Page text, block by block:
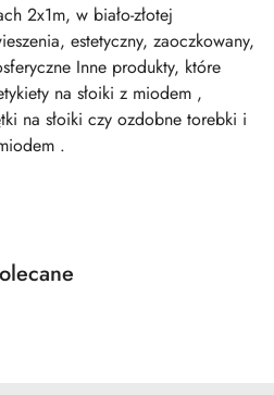
2x1m, w biało-złotej
estetyczny, zaoczkowany,
Inne produkty, które
na słoiki z miodem ,
na słoiki czy ozdobne torebki i
.